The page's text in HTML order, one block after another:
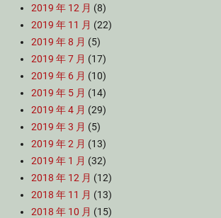
2019 年 12 月 (8)
2019 年 11 月 (22)
2019 年 8 月 (5)
2019 年 7 月 (17)
2019 年 6 月 (10)
2019 年 5 月 (14)
2019 年 4 月 (29)
2019 年 3 月 (5)
2019 年 2 月 (13)
2019 年 1 月 (32)
2018 年 12 月 (12)
2018 年 11 月 (13)
2018 年 10 月 (15)